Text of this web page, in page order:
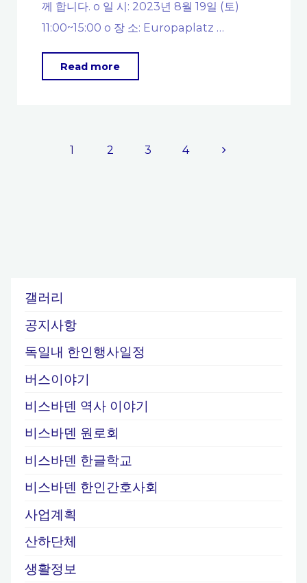
고
·
신
우
리
출
께 합니다. o 일 시: 2023년 8월 19일 (토)
11:00~15:00 o 장 소: Europaplatz …
Read more
복
지
매
김
1 2 3 4
갤러리
공지사항
독일내 한인행사일정
버스이야기
비스바덴 역사 이야기
비스바덴 원로회
비스바덴 한글학교
비스바덴 한인간호사회
사업계획
산하단체
생활정보